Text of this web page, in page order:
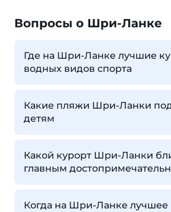
Вопросы о Шри-Ланке
Где на Шри-Ланке лучшие
водных видов спорта
Какие пляжи Шри-Ланки
детям
Какой курорт Шри-Ланки
главным
Когда на Шри-Ланке лучшее